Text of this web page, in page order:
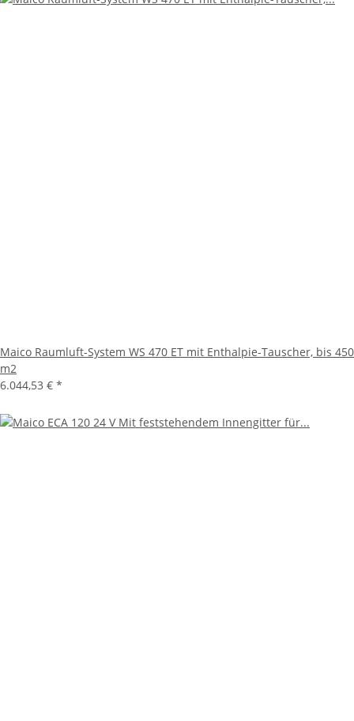
Maico Raumluft-System WS 470 ET mit Enthalpie-Tauscher, bis 450
m2
6.044,53 € *